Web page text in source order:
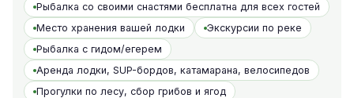
Рыбалка со своими снастями бесплатна для всех гостей
Место хранения вашей лодки
Экскурсии по реке
Рыбалка с гидом/егерем
Аренда лодки, SUP-бордов, катамарана, велосипедов
Прогулки по лесу, сбор грибов и ягод